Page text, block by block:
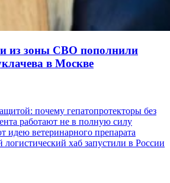
из зоны СВО пополнили
в Москве
почему гепатопротекторы без
работают не в полную силу
идею ветеринарного препарата
хаб запустили в России